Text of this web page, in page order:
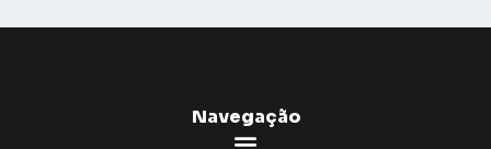
Navegação